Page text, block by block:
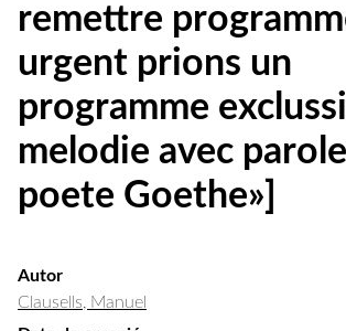
remettre
urgent prions un
programme
melodie avec
poete Goethe»]
Autor
Clausells, Manuel